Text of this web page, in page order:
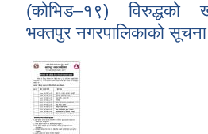
(कोभिड–१९) विरुद्धको
भक्तपुर नगरपालिकाको